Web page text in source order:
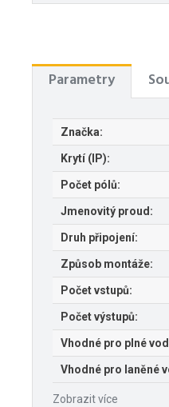
Parametry
Značka:
Krytí (IP):
Počet pólů:
Jmenovitý proud:
Druh připojení:
Způsob montáže:
Počet vstupů:
Počet výstupů:
Vhodné pro plné
Vhodné pro laněné
Zobrazit více